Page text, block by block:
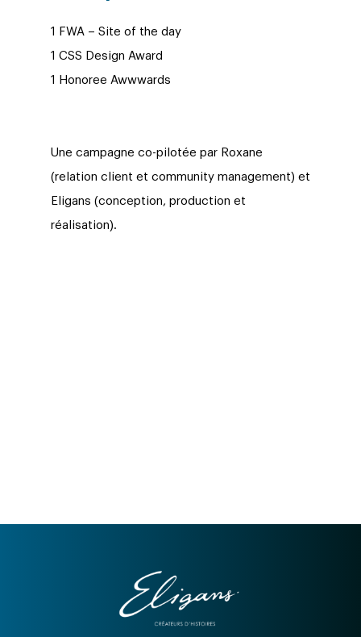
1 FWA – Site of the day
1 CSS Design Award
1 Honoree Awwwards
Une campagne co-pilotée par Roxane
(relation client et community management) et
Eligans (conception, production et
réalisation).